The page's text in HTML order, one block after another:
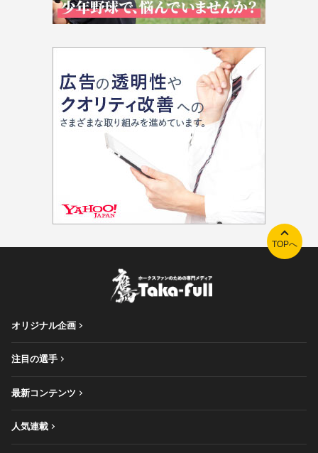
TOPへ
オリジナル企画
注目の選手
最新コンテンツ
人気連載